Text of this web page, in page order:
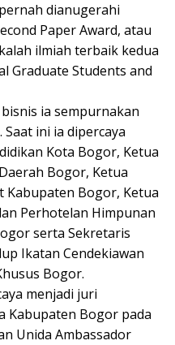
dianugerahi
Paper Award, atau
ilmiah terbaik kedua
Graduate Students and
ia sempurnakan
ini ia dipercaya
Kota Bogor, Ketua
Bogor, Ketua
Kabupaten Bogor, Ketua
Perhotelan Himpunan
serta Sekretaris
Ikatan Cendekiawan
Bogor.
menjadi juri
Kabupaten Bogor pada
Unida Ambassador